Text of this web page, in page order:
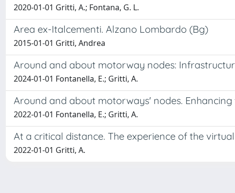
2020-01-01 Gritti, A.; Fontana, G. L.
Area ex-Italcementi. Alzano Lombardo (Bg)
2015-01-01 Gritti, Andrea
Around and about motorway nodes:
2024-01-01 Fontanella, E.; Gritti, A.
Around and about motorways' nodes.
2022-01-01 Fontanella, E.; Gritti, A.
At a critical distance. The experience of the
2022-01-01 Gritti, A.